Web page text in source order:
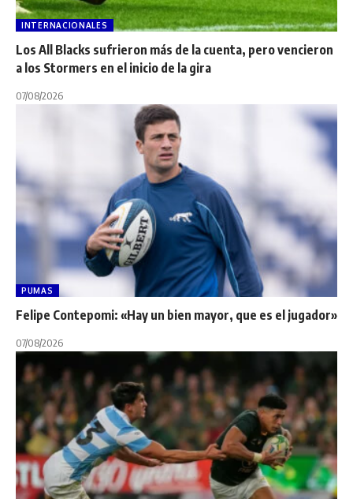
INTERNACIONALES
Los All Blacks sufrieron más de la cuenta, pero vencieron
a los Stormers en el inicio de la gira
07/08/2026
PUMAS
Felipe Contepomi: «Hay un bien mayor, que es el jugador»
07/08/2026